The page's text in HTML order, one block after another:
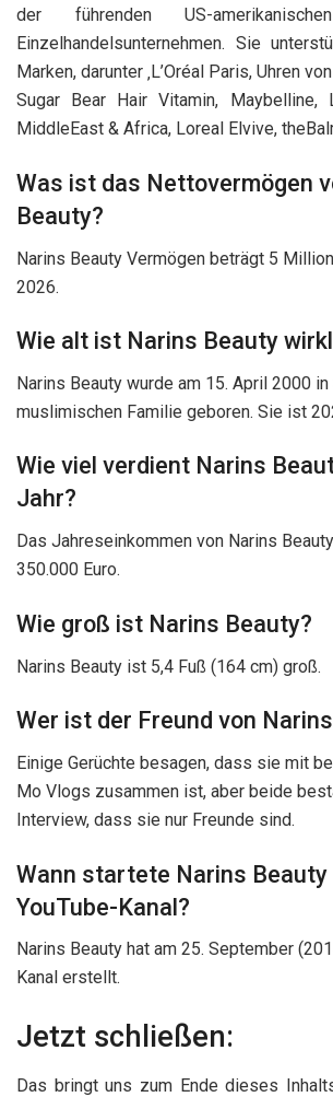
der führenden US-
Einzelhandelsunternehmen. Sie
Marken, darunter ‚L’Oréal Paris, Uhren
Sugar Bear Hair Vitamin, Maybelline,
MiddleEast & Africa, Loreal Elvive,
Was ist das Nettovermögen
Beauty?
Narins Beauty Vermögen beträgt 5
2026.
Wie alt ist Narins Beauty
Narins Beauty wurde am 15. April 2000
muslimischen Familie geboren. Sie ist
Wie viel verdient Narins
Jahr?
Das Jahreseinkommen von Narins
350.000 Euro.
Wie groß ist Narins Beauty?
Narins Beauty ist 5,4 Fuß (164 cm) groß.
Wer ist der Freund von
Einige Gerüchte besagen, dass sie mit
Mo Vlogs zusammen ist, aber beide
Interview, dass sie nur Freunde sind.
Wann startete Narins Beauty
YouTube-Kanal?
Narins Beauty hat am 25. September
Kanal erstellt.
Jetzt schließen:
Das bringt uns zum Ende dieses